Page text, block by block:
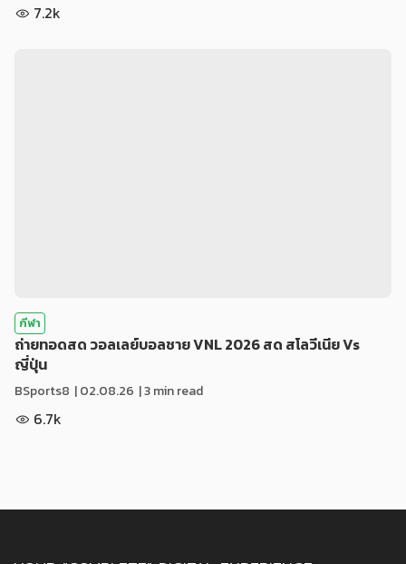
7.2k
กีฬา
ถ่ายทอดสด วอลเลย์บอลชาย VNL 2026 สด สโลวีเนีย Vs
ญี่ปุ่น
BSports8 |02.08.26 | 3 min read
6.7k